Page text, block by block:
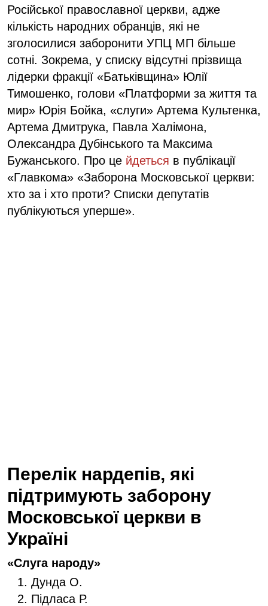
Російської православної церкви, адже
кількість народних обранців, які не
зголосилися заборонити УПЦ МП більше
сотні. Зокрема, у списку відсутні прізвища
лідерки фракції «Батьківщина» Юлії
Тимошенко, голови «Платформи за життя та
мир» Юрія Бойка, «слуги» Артема Культенка,
Артема Дмитрука, Павла Халімона,
Олександра Дубінського та Максима
Бужанського. Про це йдеться в публікації
«Главкома» «Заборона Московської церкви:
хто за і хто проти? Списки депутатів
публікуються уперше».
Перелік нардепів, які
підтримують заборону
Московської церкви в
Україні
«Слуга народу»
Дунда О.
Підласа Р.